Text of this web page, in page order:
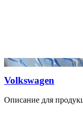
Volkswagen
Описание для